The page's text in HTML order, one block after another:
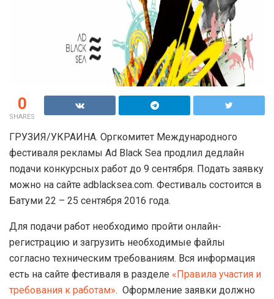
0
SHARES
ГРУЗИЯ/УКРАИНА. Оргкомитет Международного
фестиваля рекламы Ad Black Sea продлил дедлайн
подачи конкурсных работ до 9 сентября. Подать заявку
можно на сайте adblacksea.com. Фестиваль состоится в
Батуми 22 – 25 сентября 2016 года.
Для подачи работ необходимо пройти онлайн-
регистрацию и загрузить необходимые файлы
согласно техническим требованиям. Вся информация
есть на сайте фестиваля в разделе «Правила участия и
требования к работам». Оформление заявки должно